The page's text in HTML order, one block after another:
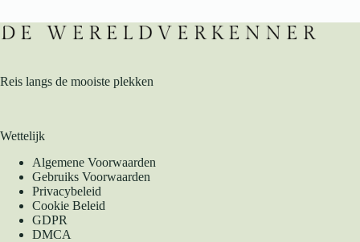
Reis langs de mooiste plekken
Wettelijk
Algemene Voorwaarden
Gebruiks Voorwaarden
Privacybeleid
Cookie Beleid
GDPR
DMCA